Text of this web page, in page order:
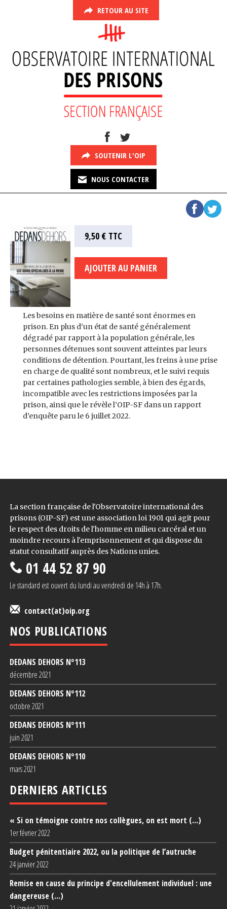
RETOUR AU SITE
SOUTENIR L'OIP
NOUS CONTACTER
9,50 € TTC
Les besoins en matière de santé sont énormes en
prison. En plus d’un état de santé généralement
dégradé par rapport à la population générale, les
personnes détenues sont souvent atteintes par leurs
conditions de détention. Pourtant, les freins à une prise
en charge de qualité sont nombreux, et le suivi requis
par certaines pathologies semble, à bien des égards,
incompatible avec les restrictions imposées par la
prison, ainsi que le révèle l’OIP-SF dans un rapport
d’enquête paru le 6 juillet 2022.
La section française de l'Observatoire international des
prisons (OIP-SF) est une association loi 1901 qui agit pour
le respect des droits de l'homme en milieu carcéral et un
moindre recours à l'emprisonnement et qui dispose du
statut consultatif auprès des Nations unies.
01 44 52 87 90
Le standard est ouvert du lundi au vendredi de 14h à 17h.
contact(at)oip.org
NOS PUBLICATIONS
DEDANS DEHORS N°113
décembre 2021
DEDANS DEHORS N°112
octobre 2021
DEDANS DEHORS N°111
juin 2021
DEDANS DEHORS N°110
mars 2021
DERNIERS ARTICLES
« Si on témoigne contre nos collègues, on est mort (...)
1er février 2022
Budget pénitentiaire 2022, ou la politique de l’autruche
24 janvier 2022
Remise en cause du principe d'encellulement individuel : une
dangereuse (...)